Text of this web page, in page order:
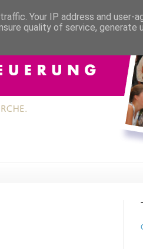
Your IP address and user-
quality of service, generate